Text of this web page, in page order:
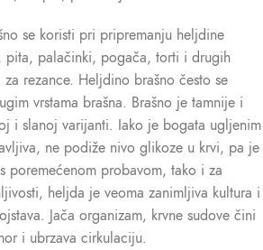
se koristi pri pripremanju heljdine
pita, palačinki, pogača, torti i drugih
rezance. Heljdino brašno često se
vrstama brašna. Brašno je tamnije i
i slanoj varijanti. Iako je bogata ugljenim
ne podiže nivo glikoze u krvi, pa je
poremećenom probavom, tako i za
heljda je veoma zanimljiva kultura i
Jača organizam, krvne sudove čini
i ubrzava cirkulaciju.